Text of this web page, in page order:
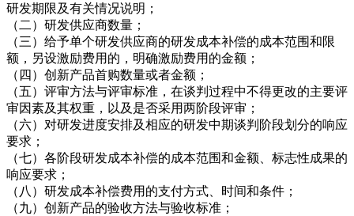
研发期限及有关情况说明；
（二）研发供应商数量；
（三）给予单个研发供应商的研发成本补偿的成本范围和限
额，另设激励费用的，明确激励费用的金额；
（四）创新产品首购数量或者金额；
（五）评审方法与评审标准，在谈判过程中不得更改的主要评
审因素及其权重，以及是否采用两阶段评审；
（六）对研发进度安排及相应的研发中期谈判阶段划分的响应
要求；
（七）各阶段研发成本补偿的成本范围和金额、标志性成果的
响应要求；
（八）研发成本补偿费用的支付方式、时间和条件；
（九）创新产品的验收方法与验收标准；